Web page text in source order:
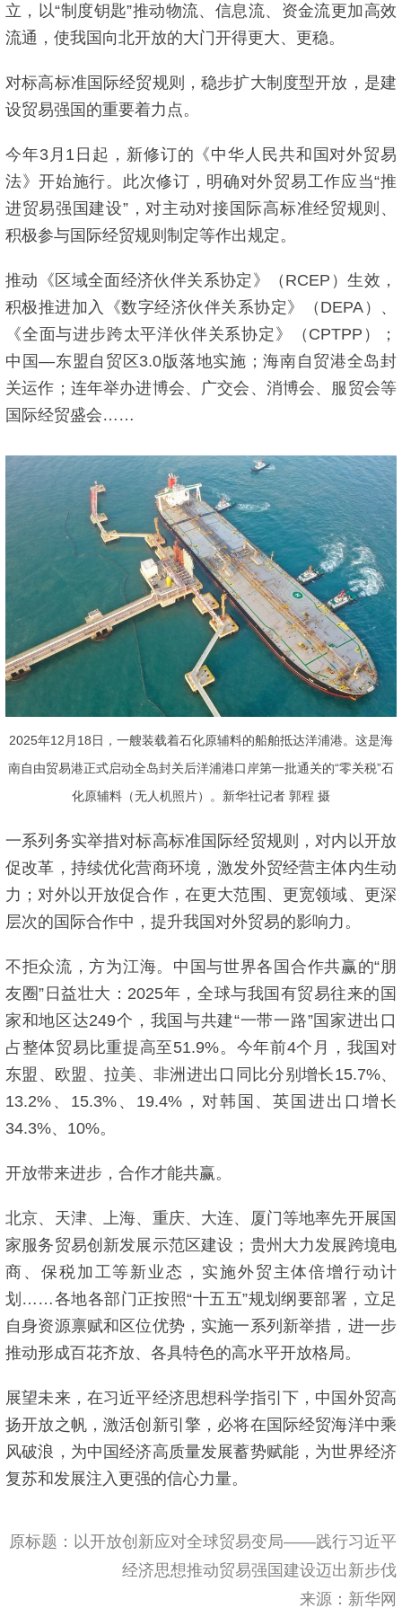
立，以“制度钥匙”推动物流、信息流、资金流更加高效
流通，使我国向北开放的大门开得更大、更稳。
对标高标准国际经贸规则，稳步扩大制度型开放，是建
设贸易强国的重要着力点。
今年3月1日起，新修订的《中华人民共和国对外贸易
法》开始施行。此次修订，明确对外贸易工作应当“推
进贸易强国建设”，对主动对接国际高标准经贸规则、
积极参与国际经贸规则制定等作出规定。
推动《区域全面经济伙伴关系协定》（RCEP）生效，
积极推进加入《数字经济伙伴关系协定》（DEPA）、
《全面与进步跨太平洋伙伴关系协定》（CPTPP）；
中国—东盟自贸区3.0版落地实施；海南自贸港全岛封
关运作；连年举办进博会、广交会、消博会、服贸会等
国际经贸盛会……
2025年12月18日，一艘装载着石化原辅料的船舶抵达洋浦港。这是海
南自由贸易港正式启动全岛封关后洋浦港口岸第一批通关的“零关税”石
化原辅料（无人机照片）。新华社记者 郭程 摄
一系列务实举措对标高标准国际经贸规则，对内以开放
促改革，持续优化营商环境，激发外贸经营主体内生动
力；对外以开放促合作，在更大范围、更宽领域、更深
层次的国际合作中，提升我国对外贸易的影响力。
不拒众流，方为江海。中国与世界各国合作共赢的“朋
友圈”日益壮大：2025年，全球与我国有贸易往来的国
家和地区达249个，我国与共建“一带一路”国家进出口
占整体贸易比重提高至51.9%。今年前4个月，我国对
东盟、欧盟、拉美、非洲进出口同比分别增长15.7%、
13.2%、15.3%、19.4%，对韩国、英国进出口增长
34.3%、10%。
开放带来进步，合作才能共赢。
北京、天津、上海、重庆、大连、厦门等地率先开展国
家服务贸易创新发展示范区建设；贵州大力发展跨境电
商、保税加工等新业态，实施外贸主体倍增行动计
划……各地各部门正按照“十五五”规划纲要部署，立足
自身资源禀赋和区位优势，实施一系列新举措，进一步
推动形成百花齐放、各具特色的高水平开放格局。
展望未来，在习近平经济思想科学指引下，中国外贸高
扬开放之帆，激活创新引擎，必将在国际经贸海洋中乘
风破浪，为中国经济高质量发展蓄势赋能，为世界经济
复苏和发展注入更强的信心力量。
原标题： 以开放创新应对全球贸易变局——践行习近平
经济思想推动贸易强国建设迈出新步伐
来源：新华网